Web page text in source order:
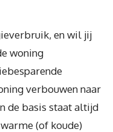
en wil jij
woning
verbouwen naar
de basis staat altijd
(of koude)